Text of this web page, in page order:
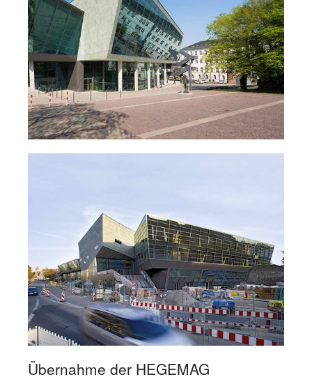
Übernahme der HEGEMAG